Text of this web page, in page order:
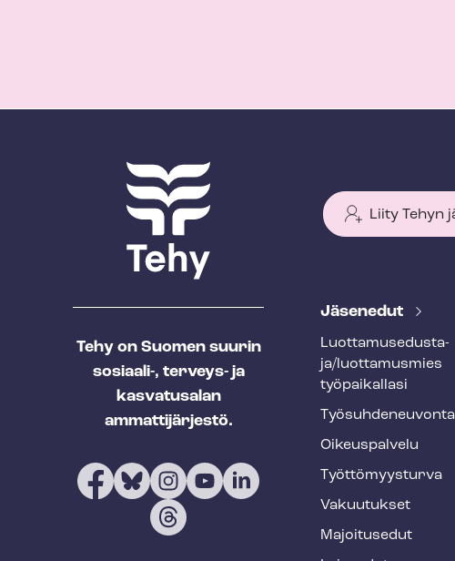
Tehy on Suomen suurin
sosiaali-, terveys- ja
kasvatusalan
ammattijärjestö.
Liity Tehyn
T
h
y
f
o
o
t
e
Jäsenedut
Luot­ta­muse­dus­ta­
ja/luottamusmies
työpaikallasi
Työ­suh­de­neu­von­ta
Oikeuspalvelu
Työt­tö­myys­tur­va
Vakuutukset
Majoitusedut